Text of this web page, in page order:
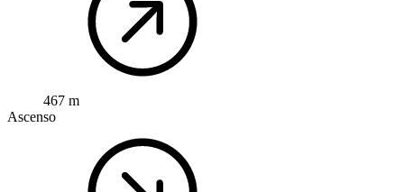
467 m
Ascenso